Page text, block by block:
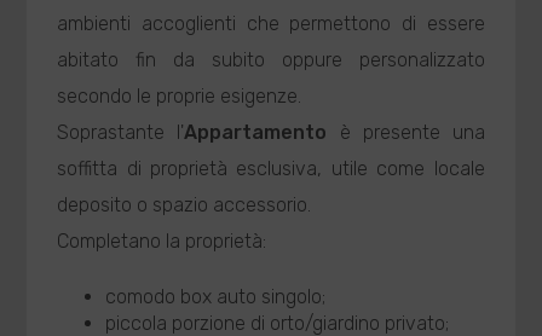
ambienti accoglienti che permettono di essere
abitato fin da subito oppure personalizzato
secondo le proprie esigenze.
Soprastante l'Appartamento è presente una
soffitta di proprietà esclusiva, utile come locale
deposito o spazio accessorio.
Completano la proprietà:
comodo box auto singolo;
piccola porzione di orto/giardino privato;